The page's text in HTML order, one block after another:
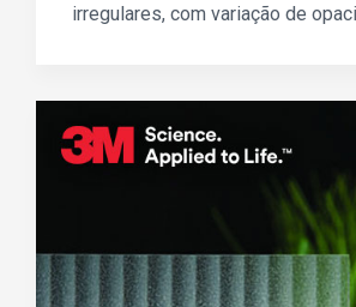
irregulares, com variação de